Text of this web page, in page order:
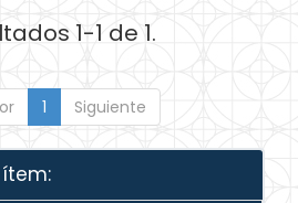
1-1 de 1.
1 Siguiente